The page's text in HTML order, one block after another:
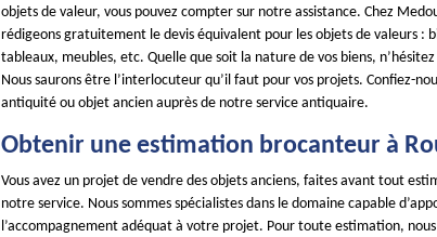
objets de valeur, vous pouvez compter sur notre assistance. Chez
rédigeons gratuitement le devis équivalent pour les objets de valeurs :
tableaux, meubles, etc. Quelle que soit la nature de vos biens, n’hésitez
Nous saurons être l’interlocuteur qu’il faut pour vos projets. Confiez-
antiquité ou objet ancien auprès de notre service antiquaire.
Obtenir une estimation brocanteur à
Vous avez un projet de vendre des objets anciens, faites avant tout
notre service. Nous sommes spécialistes dans le domaine capable
l’accompagnement adéquat à votre projet. Pour toute estimation,